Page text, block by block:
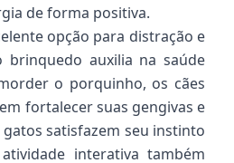
de forma positiva.
opção para distração e
brinquedo auxilia na saúde
o porquinho, os cães
fortalecer suas gengivas e
satisfazem seu instinto
interativa também